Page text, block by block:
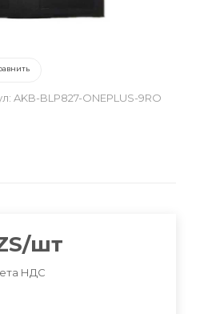
AKB-BLP827-ONEPLUS-9RO
/шт
НДС